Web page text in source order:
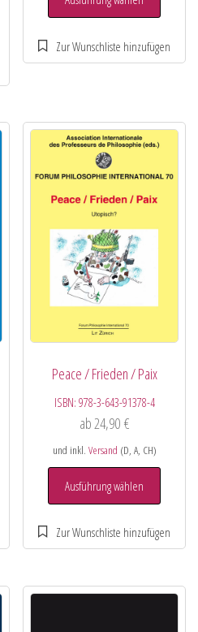
Peace / Frieden / Paix
ISBN: 978-3-643-91378-4
ab 24,90 €
und inkl. Versand (D, A, CH)
Ausführung wählen